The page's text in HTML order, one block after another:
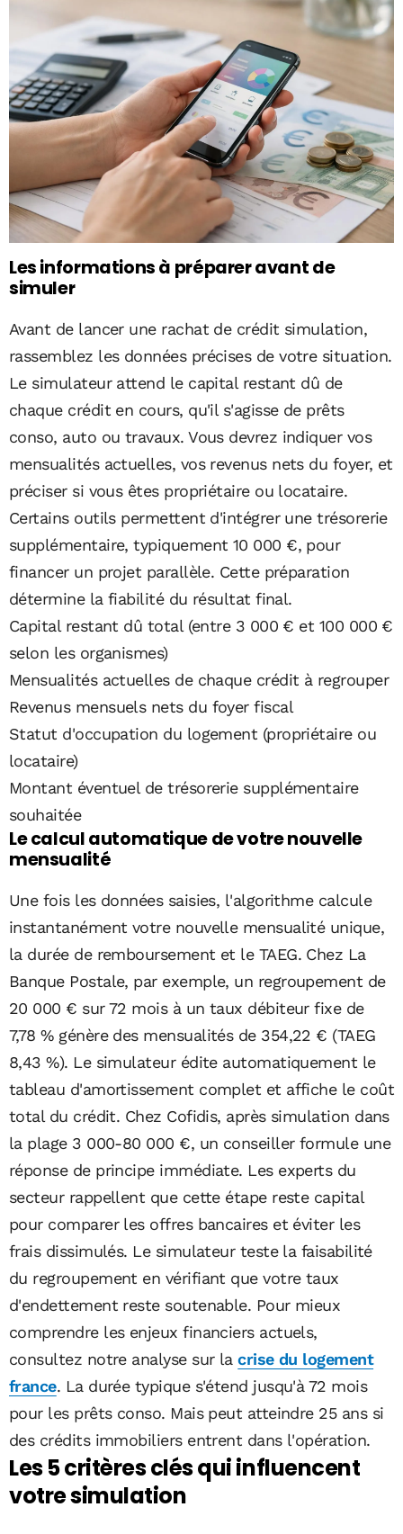
Les informations à préparer avant de
simuler
Avant de lancer une rachat de crédit simulation,
rassemblez les données précises de votre situation.
Le simulateur attend le capital restant dû de
chaque crédit en cours, qu'il s'agisse de prêts
conso, auto ou travaux. Vous devrez indiquer vos
mensualités actuelles, vos revenus nets du foyer, et
préciser si vous êtes propriétaire ou locataire.
Certains outils permettent d'intégrer une trésorerie
supplémentaire, typiquement 10 000 €, pour
financer un projet parallèle. Cette préparation
détermine la fiabilité du résultat final.
Capital restant dû total (entre 3 000 € et 100 000 €
selon les organismes)
Mensualités actuelles de chaque crédit à regrouper
Revenus mensuels nets du foyer fiscal
Statut d'occupation du logement (propriétaire ou
locataire)
Montant éventuel de trésorerie supplémentaire
souhaitée
Le calcul automatique de votre nouvelle
mensualité
Une fois les données saisies, l'algorithme calcule
instantanément votre nouvelle mensualité unique,
la durée de remboursement et le TAEG. Chez La
Banque Postale, par exemple, un regroupement de
20 000 € sur 72 mois à un taux débiteur fixe de
7,78 % génère des mensualités de 354,22 € (TAEG
8,43 %). Le simulateur édite automatiquement le
tableau d'amortissement complet et affiche le coût
total du crédit. Chez Cofidis, après simulation dans
la plage 3 000-80 000 €, un conseiller formule une
réponse de principe immédiate. Les experts du
secteur rappellent que cette étape reste capital
pour comparer les offres bancaires et éviter les
frais dissimulés. Le simulateur teste la faisabilité
du regroupement en vérifiant que votre taux
d'endettement reste soutenable. Pour mieux
comprendre les enjeux financiers actuels,
consultez notre analyse sur lacrise du logement
france. La durée typique s'étend jusqu'à 72 mois
pour les prêts conso. Mais peut atteindre 25 ans si
des crédits immobiliers entrent dans l'opération.
Les 5 critères clés qui influencent
votre simulation